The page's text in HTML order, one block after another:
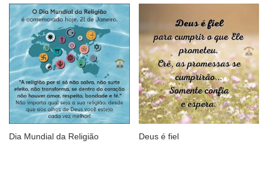
Dia Mundial da Religião Deus é fiel